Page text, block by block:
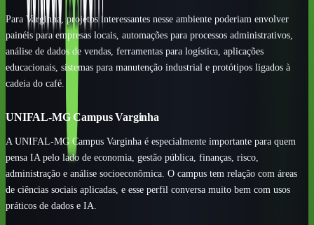
Para Varginha, projetos interessantes nesse ambiente poderiam envolver
painéis para empresas locais, automações para processos administrativos,
análise de dados de vendas, ferramentas para logística, aplicações
educacionais, sistemas para manutenção industrial e protótipos ligados à
cadeia do café.
UNIFAL-MG Campus Varginha
A UNIFAL-MG Campus Varginha é especialmente importante para quem
pensa IA pelo lado de economia, gestão pública, finanças, risco,
administração e análise socioeconômica. O campus tem relação com áreas
de ciências sociais aplicadas, e esse perfil conversa muito bem com usos
práticos de dados e IA.